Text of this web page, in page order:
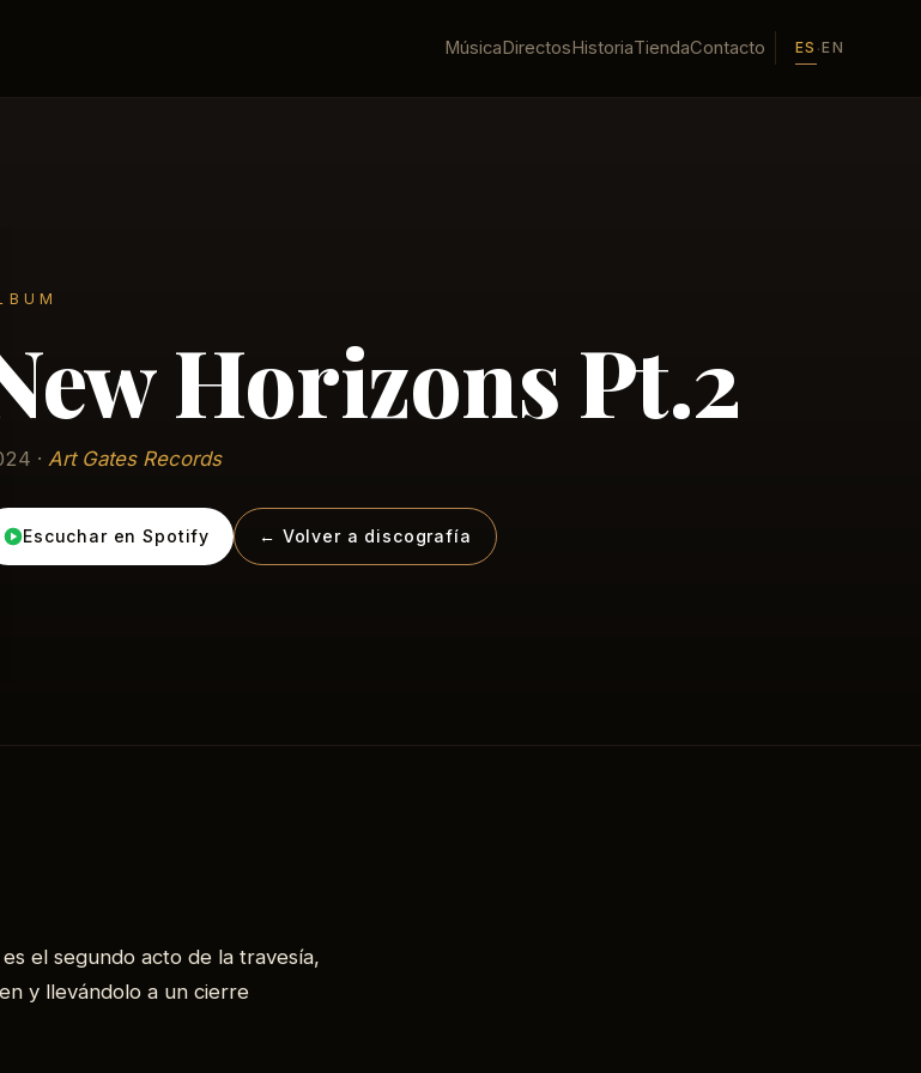
MúsicaDirectosHistoriaTiendaContacto ES ·EN
Horizons Pt.2
· Art Gates Records
Escuchar en Spotify ← Volver a discografía
el segundo acto de la travesía,
y llevándolo a un cierre